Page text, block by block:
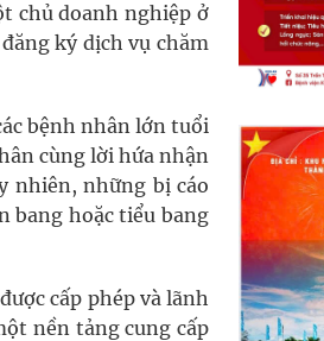
chủ doanh nghiệp ở
ký dịch vụ chăm
bệnh nhân lớn tuổi
cùng lời hứa nhận
nhiên, những bị cáo
bang hoặc tiểu bang
cấp phép và lãnh
nền tảng cung cấp